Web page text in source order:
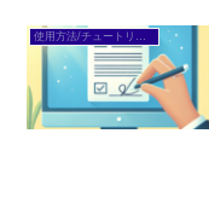
使用方法/チュートリアル